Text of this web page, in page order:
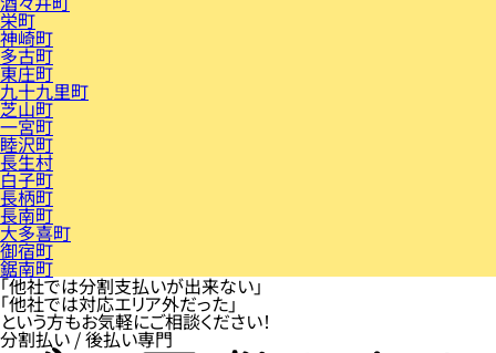
栄町
神崎町
多古町
東庄町
九十九里町
芝山町
一宮町
睦沢町
長生村
白子町
長柄町
長南町
大多喜町
御宿町
鋸南町
「他社では分割支払いが出来ない」
「他社では対応エリア外だった」
という方もお気軽にご相談ください！
分割払い / 後払い専門